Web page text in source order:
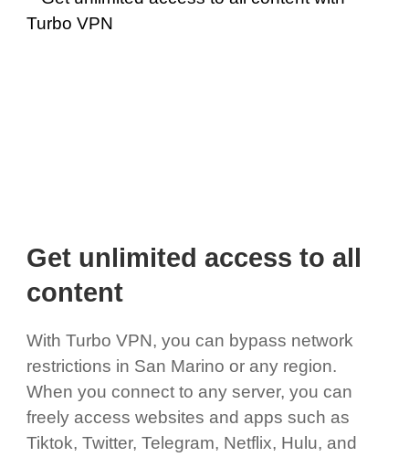
Get unlimited access to all
content
With Turbo VPN, you can bypass network
restrictions in San Marino or any region.
When you connect to any server, you can
freely access websites and apps such as
Tiktok, Twitter, Telegram, Netflix, Hulu, and